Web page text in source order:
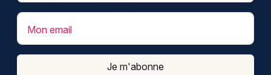
Mon email
Je m'abonne